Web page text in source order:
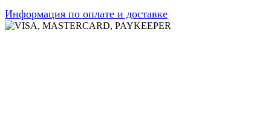
Информация по оплате и доставке